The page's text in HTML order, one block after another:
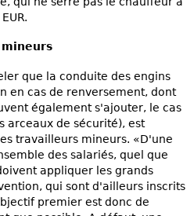
que la conduite des engins
en cas de renversement, dont
également s'ajouter, le cas
arceaux de sécurité), est
travailleurs mineurs. «D'une
des salariés, quel que
appliquer les grands
qui sont d'ailleurs inscrits
premier est donc de